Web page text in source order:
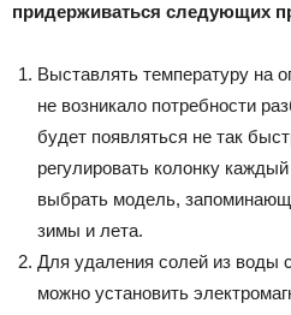
придерживаться следующих
Выставлять температуру на
не возникало потребности
будет появляться не так
регулировать колонку
выбрать модель,
зимы и лета.
Для удаления солей из воды
можно установить